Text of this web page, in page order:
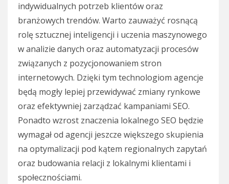
indywidualnych potrzeb klientów oraz
branżowych trendów. Warto zauważyć rosnącą
rolę sztucznej inteligencji i uczenia maszynowego
w analizie danych oraz automatyzacji procesów
związanych z pozycjonowaniem stron
internetowych. Dzięki tym technologiom agencje
będą mogły lepiej przewidywać zmiany rynkowe
oraz efektywniej zarządzać kampaniami SEO.
Ponadto wzrost znaczenia lokalnego SEO będzie
wymagał od agencji jeszcze większego skupienia
na optymalizacji pod kątem regionalnych zapytań
oraz budowania relacji z lokalnymi klientami i
społecznościami.